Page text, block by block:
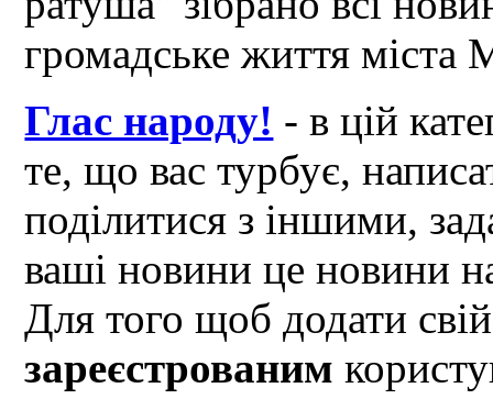
громадське життя міста
Глас народу! - в цій
те, що вас турбує,
поділитися з іншими,
ваші новини це новини
Для того щоб додати
зареєстрованим